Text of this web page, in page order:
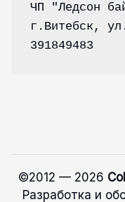
ЧП "Ледсон
г.Витебск,
391849483
©2012 — 2026
Разработка и